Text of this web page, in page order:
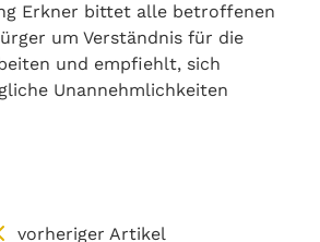
Erkner bittet alle betroffenen
um Verständnis für die
und empfiehlt, sich
Unannehmlichkeiten
vorheriger Artikel